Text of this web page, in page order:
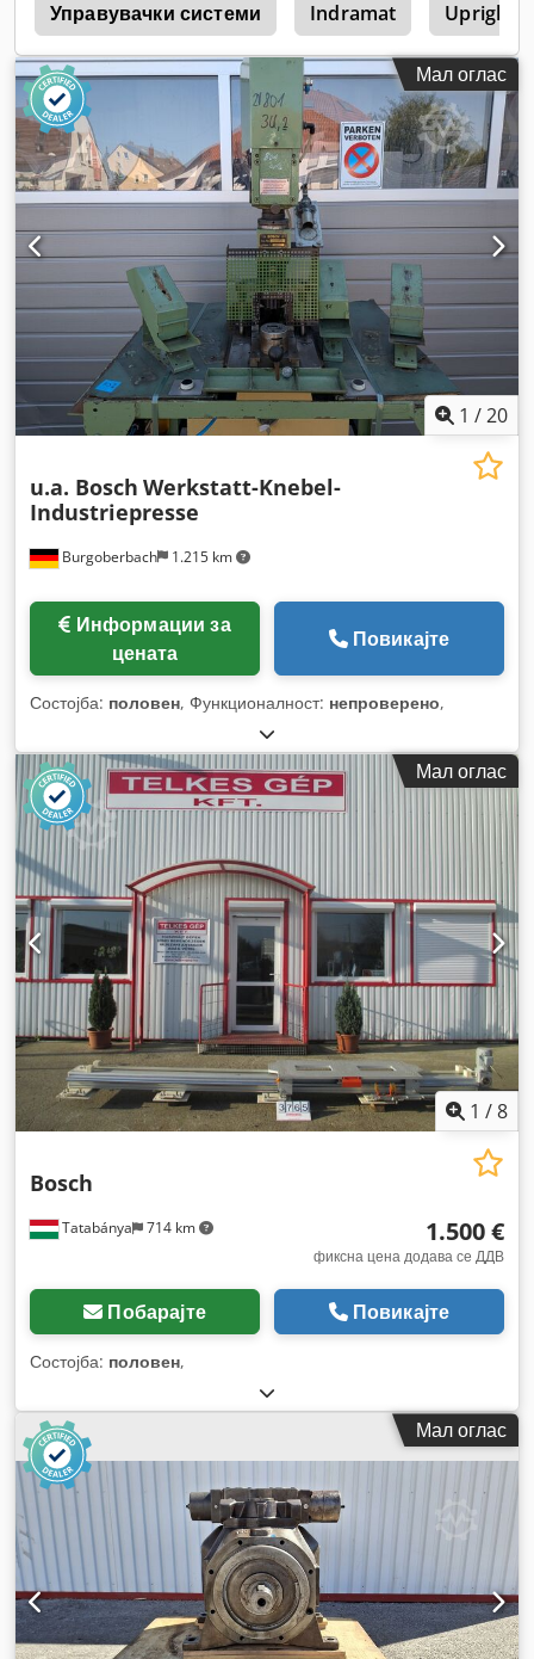
Управувачки системи Indramat Upright
Мал оглас
1 /20
Burgoberbach 1.215 km
u.a. Bosch Werkstatt-Knebel-
Industriepresse
цената
Повикајте
Состојба: половен, Функционалност: непроверено,
Мал оглас
1 /8
Tatabánya 714 km
Bosch
1.500 €
фиксна цена додава се ДДВ
Побарајте Повикајте
Состојба: половен,
Мал оглас